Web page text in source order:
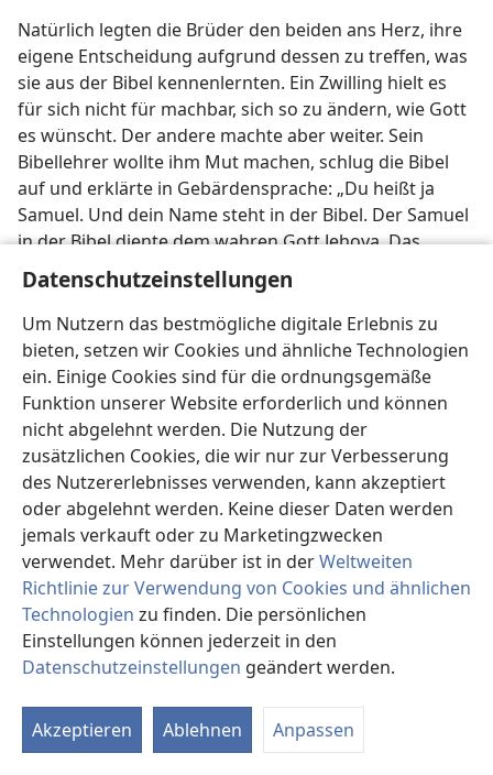
Datenschutzeinstellungen
Um Nutzern das bestmögliche digitale Erlebnis zu
bieten, setzen wir Cookies und ähnliche Technologien
ein. Einige Cookies sind für die ordnungsgemäße
Funktion unserer Website erforderlich und können
nicht abgelehnt werden. Die Nutzung der
zusätzlichen Cookies, die wir nur zur Verbesserung
des Nutzererlebnisses verwenden, kann akzeptiert
oder abgelehnt werden. Keine dieser Daten werden
jemals verkauft oder zu Marketingzwecken
verwendet. Mehr darüber ist in derWeltweiten
Richtlinie zur Verwendung von Cookies und ähnlichen
Technologien zu finden. Die persönlichen
Einstellungen können jederzeit in den
Datenschutzeinstellungen geändert werden.
Akzeptieren Ablehnen Anpassen
Natürlich legten die Brüder den beiden ans Herz, ihre
eigene Entscheidung aufgrund dessen zu treffen, was
sie aus der Bibel kennenlernten. Ein Zwilling hielt es
für sich nicht für machbar, sich so zu ändern, wie Gott
es wünscht. Der andere machte aber weiter. Sein
Bibellehrer wollte ihm Mut machen, schlug die Bibel
auf und erklärte in Gebärdensprache: „Du heißt ja
Samuel. Und dein Name steht in der Bibel. Der Samuel
in der Bibel diente dem wahren Gott Jehova. Das
machte er auch noch, als er schon sehr alt war. Du
kannst auch tun, was sich Jehova von dir wünscht.“
Das berührte Samuel sehr. „Wenn mein Name in der
Bibel steht, dann muss ich mich auf Jehovas Seite
stellen“, überlegte er sich. Er informierte die
Gemeinschaft, dass er aus den Bergen wegziehen
werde, und verbrannte alle seine Amulette und
okkulten Gegenstände. Danach machte er rasant
Fortschritte. Als getaufter Diener Jehovas ist er nun
mit Feuereifer dabei, anderen Gehörlosen zu zeigen,
was wirklich in der Bibel steht.
Ein Kind hat viel durchzustehen
Rajiv lebt in einem
abgelegenen Dorf im
Norden vonIndien.Als
er neun war und in die
vierte Klasse ging, wurde
er von einer Lehrerin